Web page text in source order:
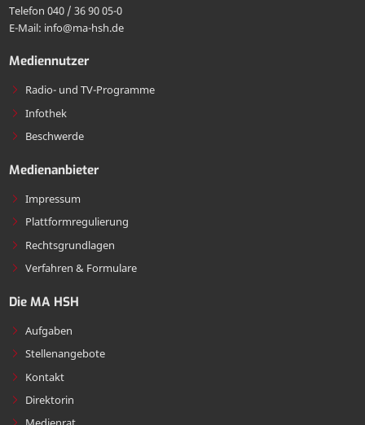
HSH
Telefon 040 / 36 90 05-0
E-Mail: info@ma-hsh.de
Mediennutzer
Radio- und TV-Programme
Infothek
Beschwerde
Medienanbieter
Impressum
Plattformregulierung
Rechtsgrundlagen
Verfahren & Formulare
Die MA HSH
Aufgaben
Stellenangebote
Kontakt
Direktorin